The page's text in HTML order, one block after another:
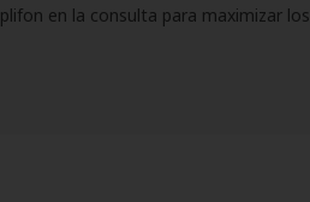
en la consulta para maximizar los